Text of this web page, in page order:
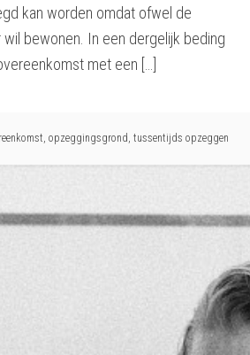
kan worden omdat ofwel de
bewonen. In een dergelijk beding
met een […]
, opzeggingsgrond, tussentijds opzeggen